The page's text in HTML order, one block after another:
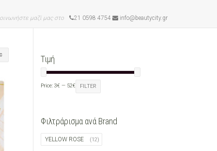
μαζί μας στο 21 0598 4754 info@beautycity.gr
Τιμή
FILTER
Price: 3€ — 52€
Φιλτράρισμα ανά Brand
YELLOW ROSE (12)